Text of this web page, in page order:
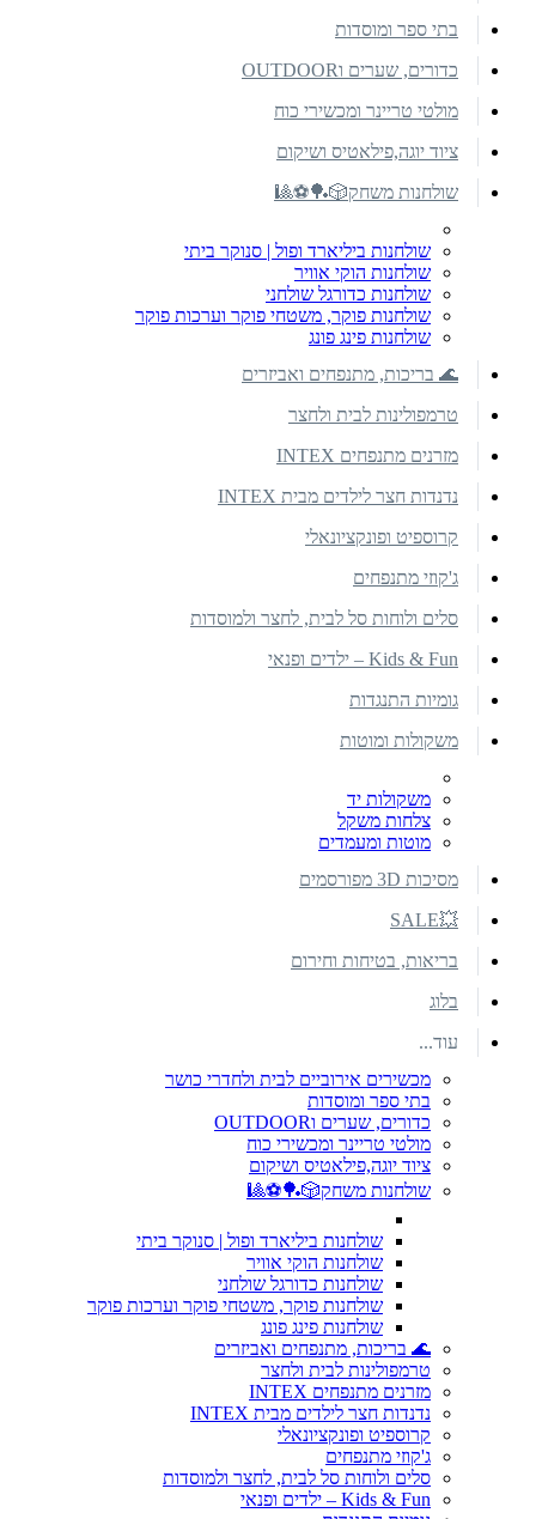
בתי ספר ומוסדות
כדורים, שערים וOUTDOOR
מולטי טריינר ומכשירי כוח
ציוד יוגה,פילאטיס ושיקום
שולחנות משחק🎲🏓⚽🎱
שולחנות ביליארד ופול | סנוקר ביתי
שולחנות הוקי אוויר
שולחנות כדורגל שולחני
שולחנות פוקר, משטחי פוקר וערכות פוקר
שולחנות פינג פונג
🌊 בריכות, מתנפחים ואביזרים
טרמפולינות לבית ולחצר
מזרנים מתנפחים INTEX
נדנדות חצר לילדים מבית INTEX
קרוספיט ופונקציונאלי
ג'קוזי מתנפחים
סלים ולוחות סל לבית, לחצר ולמוסדות
Kids & Fun – ילדים ופנאי
גומיות התנגדות
משקולות ומוטות
משקולות יד
צלחות משקל
מוטות ומעמדים
מסיכות 3D מפורסמים
💥SALE
בריאות, בטיחות וחירום
בלוג
עוד...
מכשירים אירוביים לבית ולחדרי כושר
בתי ספר ומוסדות
כדורים, שערים וOUTDOOR
מולטי טריינר ומכשירי כוח
ציוד יוגה,פילאטיס ושיקום
שולחנות משחק🎲🏓⚽🎱
שולחנות ביליארד ופול | סנוקר ביתי
שולחנות הוקי אוויר
שולחנות כדורגל שולחני
שולחנות פוקר, משטחי פוקר וערכות פוקר
שולחנות פינג פונג
🌊 בריכות, מתנפחים ואביזרים
טרמפולינות לבית ולחצר
מזרנים מתנפחים INTEX
נדנדות חצר לילדים מבית INTEX
קרוספיט ופונקציונאלי
ג'קוזי מתנפחים
סלים ולוחות סל לבית, לחצר ולמוסדות
Kids & Fun – ילדים ופנאי